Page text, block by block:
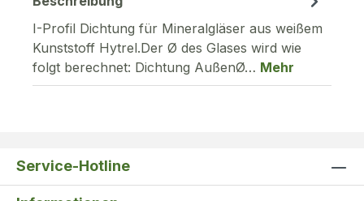
I-Profil Dichtung für Mineralgläser aus weißem
Kunststoff Hytrel.Der Ø des Glases wird wie
folgt berechnet: Dichtung AußenØ… Mehr
Service-Hotline